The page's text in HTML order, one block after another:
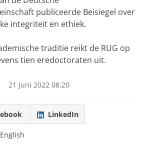
publiceerde Beisiegel over
integriteit en ethiek.
traditie reikt de RUG op
tien eredoctoraten uit.
21 juni 2022 08:20
LinkedIn
English